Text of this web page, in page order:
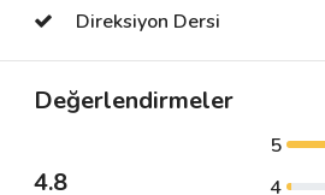
Direksiyon Dersi
Değerlendirmeler
4.8
5
4